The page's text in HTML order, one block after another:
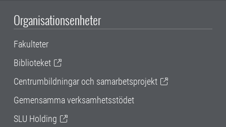
Organisationsenheter
Fakulteter
Biblioteket
Centrumbildningar och samarbetsprojekt
Gemensamma verksamhetsstödet
SLU Holding